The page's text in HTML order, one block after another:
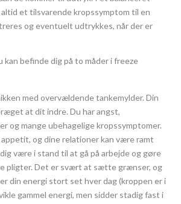
et tilsvarende kropssymptom til en
og eventuelt udtrykkes, når der er
kan befinde dig på to måder i freeze
med overvældende tankemylder. Din
at dit indre. Du har angst,
og mange ubehagelige kropssymptomer.
og dine relationer kan være ramt
være i stand til at gå på arbejde og gøre
pligter. Det er svært at sætte grænser, og
din energi stort set hver dag (kroppen er i
gammel energi, men sidder stadig fast i